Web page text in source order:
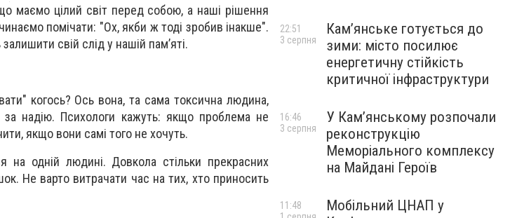
маємо цілий світ перед собою, а наші рішення
помічати: "Ох, якби ж тоді зробив інакше".
свій слід у нашій пам’яті.
когось? Ось вона, та сама токсична людина,
надію. Психологи кажуть: якщо проблема не
якщо вони самі того не хочуть.
на одній людині. Довкола стільки прекрасних
Не варто витрачати час на тих, хто приносить
Кам’янське готується до
зими: місто посилює
енергетичну стійкість
критичної інфраструктури
22:51
3 серпня
У Кам’янському розпочали
реконструкцію
Меморіального комплексу
на Майдані Героїв
16:46
3 серпня
Мобільний ЦНАП у
11:48